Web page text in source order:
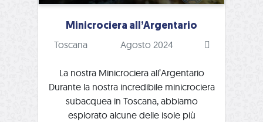
Minicrociera all’Argentario
Toscana Agosto 2024
La nostra Minicrociera all’Argentario
Durante la nostra incredibile minicrociera
subacquea in Toscana, abbiamo
esplorato alcune delle isole più